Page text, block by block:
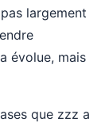
largement
évolue, mais
que zzz a